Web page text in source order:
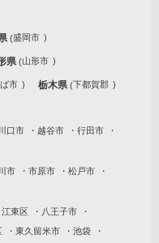
盛岡市
県 山形市
市 栃木県 下都賀郡
川口市 越谷市
行田市
市 市原市
松戸市
江東区
八王子市
東久留米市
池袋